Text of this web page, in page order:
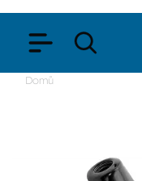
Domů